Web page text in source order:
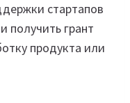
стартапов
получить грант
продукта или